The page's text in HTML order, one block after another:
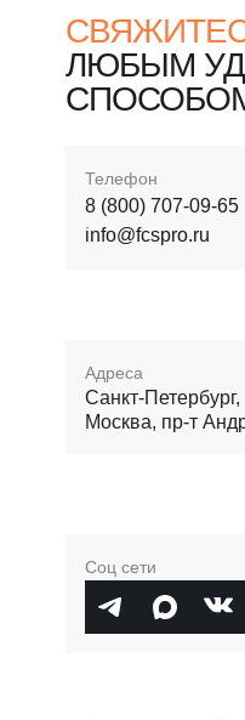
Соц сети
Адреса
Санкт-
Москва, пр-т
Телефон
8 (800) 707-09-65
info@fcspro.ru
ЛЮБЫМ